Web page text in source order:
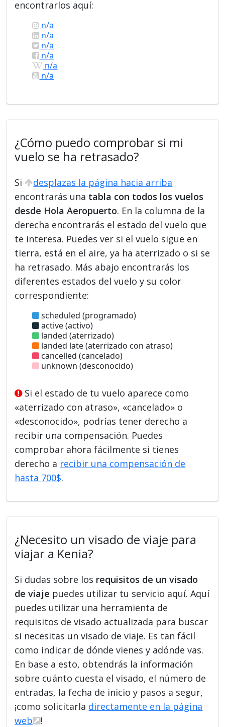
encontrarlos aquí:
n/a
n/a
n/a
n/a
n/a
n/a
¿Cómo puedo comprobar si mi
vuelo se ha retrasado?
Si
desplazas la página hacia arriba
encontrarás una tabla con todos los vuelos
desde Hola Aeropuerto. En la columna de la
derecha encontrarás el estado del vuelo que
te interesa. Puedes ver si el vuelo sigue en
tierra, está en el aire, ya ha aterrizado o si se
ha retrasado. Más abajo encontrarás los
diferentes estados del vuelo y su color
correspondiente:
scheduled (programado)
active (activo)
landed (aterrizado)
landed late (aterrizado con atraso)
cancelled (cancelado)
unknown (desconocido)
Si el estado de tu vuelo aparece como
«aterrizado con atraso», «cancelado» o
«desconocido», podrías tener derecho a
recibir una compensación. Puedes
comprobar ahora fácilmente si tienes
derecho a recibir una compensación de
hasta 700$.
¿Necesito un visado de viaje para
viajar a Kenia?
Si dudas sobre los requisitos de un visado
de viaje puedes utilizar tu servicio aquí. Aquí
puedes utilizar una herramienta de
requisitos de visado actualizada para buscar
si necesitas un visado de viaje. Es tan fácil
como indicar de dónde vienes y adónde vas.
En base a esto, obtendrás la información
sobre cuánto cuesta el visado, el número de
entradas, la fecha de inicio y pasos a segur,
¡como solicitarla directamente en la página
web
!